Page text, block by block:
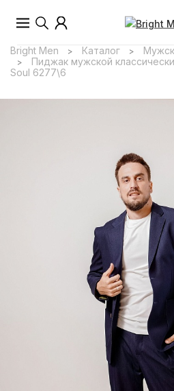
Bright Men > Каталог >
>
Пиджак мужской
Soul 6277\6